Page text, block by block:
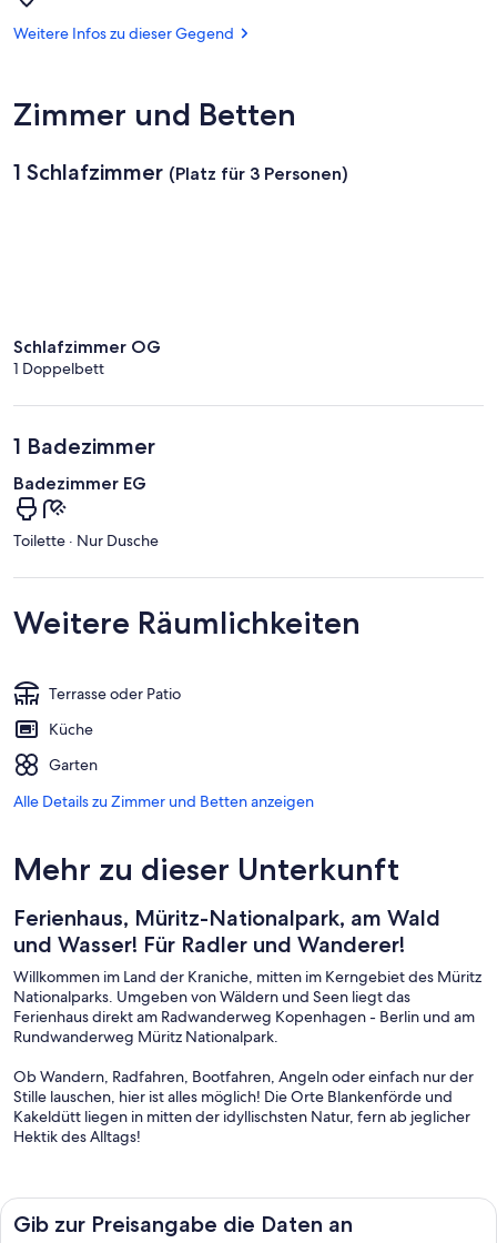
Kakeldütt
Nähe
Weitere Infos zu dieser Gegend
Zimmer und Betten
1 Schlafzimmer (Platz für 3 Personen)
Schlafzimmer OG
1 Doppelbett
1 Badezimmer
Badezimmer EG
Toilette · Nur Dusche
Weitere Räumlichkeiten
Terrasse oder Patio
Küche
Garten
Alle Details zu Zimmer und Betten anzeigen
Mehr zu dieser Unterkunft
Ferienhaus, Müritz-Nationalpark, am Wald
und Wasser! Für Radler und Wanderer!
Willkommen im Land der Kraniche, mitten im Kerngebiet des Müritz
Nationalparks. Umgeben von Wäldern und Seen liegt das
Ferienhaus direkt am Radwanderweg Kopenhagen - Berlin und am
Rundwanderweg Müritz Nationalpark.
Ob Wandern, Radfahren, Bootfahren, Angeln oder einfach nur der
Stille lauschen, hier ist alles möglich! Die Orte Blankenförde und
Kakeldütt liegen in mitten der idyllischsten Natur, fern ab jeglicher
Hektik des Alltags!
unter dem Sternenzelt!
Das Haus verfügt über ein Wohnzimmer mit offener Küche, Esstisch
Gib zur Preisangabe die Daten an